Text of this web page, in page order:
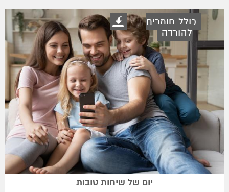
כולל חומרים
להורדה
יום של שיחות טובות